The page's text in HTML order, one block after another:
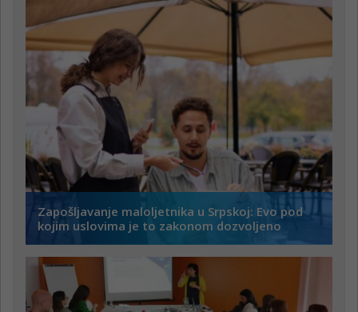
Zapošljavanje maloljetnika u Srpskoj: Evo pod
kojim uslovima je to zakonom dozvoljeno